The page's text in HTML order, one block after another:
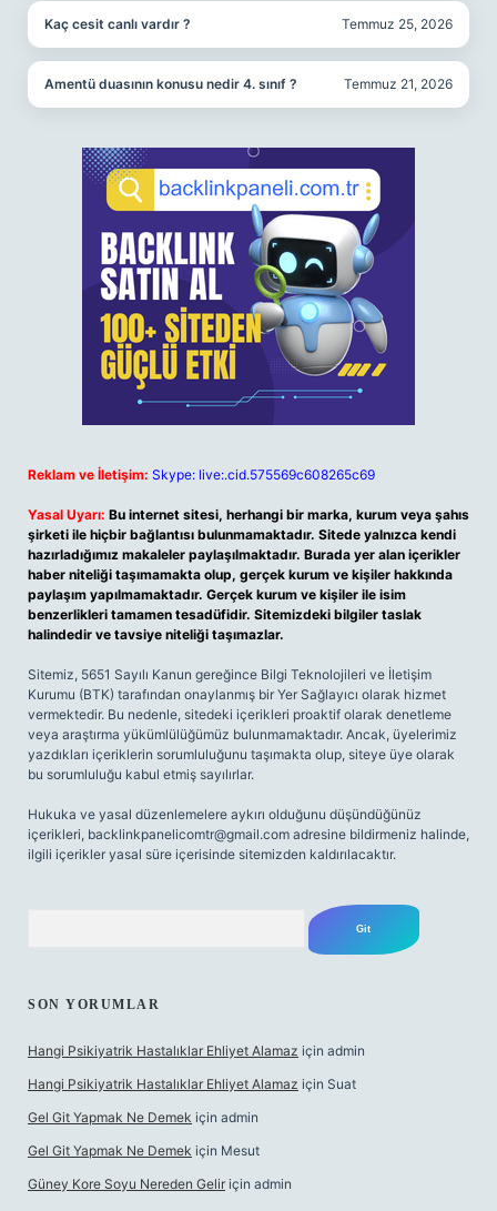
Kaç cesit canlı vardır ? Temmuz 25, 2026
Amentü duasının konusu nedir 4. sınıf ? Temmuz 21, 2026
Reklam ve İletişim: Skype: live:.cid.575569c608265c69
Yasal Uyarı: Bu internet sitesi, herhangi bir marka, kurum veya şahıs
şirketi ile hiçbir bağlantısı bulunmamaktadır. Sitede yalnızca kendi
hazırladığımız makaleler paylaşılmaktadır. Burada yer alan içerikler
haber niteliği taşımamakta olup, gerçek kurum ve kişiler hakkında
paylaşım yapılmamaktadır. Gerçek kurum ve kişiler ile isim
benzerlikleri tamamen tesadüfidir. Sitemizdeki bilgiler taslak
halindedir ve tavsiye niteliği taşımazlar.
Sitemiz, 5651 Sayılı Kanun gereğince Bilgi Teknolojileri ve İletişim
Kurumu (BTK) tarafından onaylanmış bir Yer Sağlayıcı olarak hizmet
vermektedir. Bu nedenle, sitedeki içerikleri proaktif olarak denetleme
veya araştırma yükümlülüğümüz bulunmamaktadır. Ancak, üyelerimiz
yazdıkları içeriklerin sorumluluğunu taşımakta olup, siteye üye olarak
bu sorumluluğu kabul etmiş sayılırlar.
Hukuka ve yasal düzenlemelere aykırı olduğunu düşündüğünüz
içerikleri, backlinkpanelicomtr@gmail.com adresine bildirmeniz halinde,
ilgili içerikler yasal süre içerisinde sitemizden kaldırılacaktır.
SON YORUMLAR
Hangi Psikiyatrik Hastalıklar Ehliyet Alamaz için admin
Hangi Psikiyatrik Hastalıklar Ehliyet Alamaz için Suat
Gel Git Yapmak Ne Demek için admin
Gel Git Yapmak Ne Demek için Mesut
Güney Kore Soyu Nereden Gelir için admin